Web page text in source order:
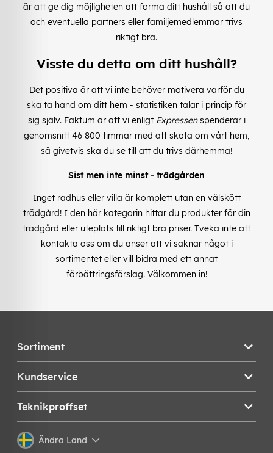
är att ge dig möjligheten att forma ditt hushåll så att du
och eventuella partners eller familjemedlemmar trivs
riktigt bra.
Visste du detta om ditt hushåll?
Det positiva är att vi inte behöver motivera varför du
ska ta hand om ditt hem - statistiken talar i princip för
sig själv. Faktum är att vi enligt Expressenspenderar i
genomsnitt 46 800 timmar med att sköta om vårt hem,
så givetvis ska du se till att du trivs därhemma!
Sist men inte minst - trädgården
Inget radhus eller villa är komplett utan en välskött
trädgård! I den här kategorin hittar du produkter för din
trädgård eller uteplats till riktigt bra priser. Tveka inte att
kontakta oss om du anser att vi saknar något i
sortimentet eller vill bidra med ett annat
förbättringsförslag. Välkommen in!
Sortiment
Kundservice
Teknikproffset
Ändra Land